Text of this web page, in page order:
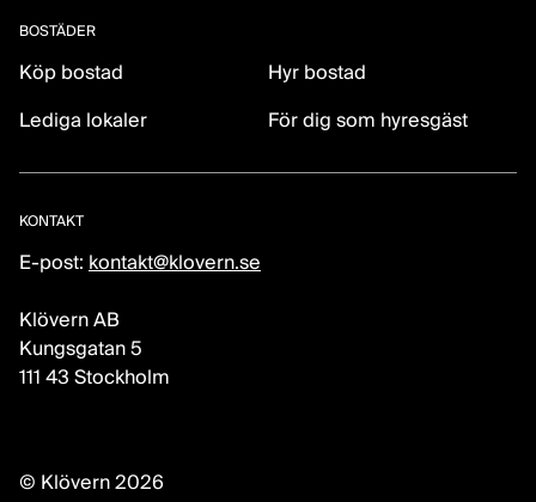
BOSTÄDER
Köp bostad
Hyr bostad
Lediga lokaler
För dig som hyresgäst
KONTAKT
E-post: kontakt@klovern.se
Klövern AB
Kungsgatan 5
111 43 Stockholm
© Klövern 2026